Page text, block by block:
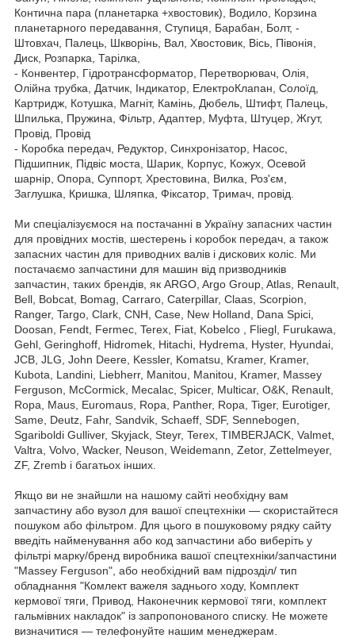
Контична пара (планетарка +хвостовик), Водило, Корзина
планетарного передавання, Ступиця, Барабан, Болт, -
Штовхач, Палець, Шкворінь, Вал, Хвостовик, Вісь, Півонія,
Диск, Розпарка, Тарілка,
- Конвентер, Гідротрансформатор, Перетворювач, Олія,
Олійна трубка, Датчик, Індикатор, ЕлектроКлапан, Солоїд,
Картридж, Котушка, Магніт, Камінь, Дюбель, Штифт, Палець,
Шпилька, Пружина, Фільтр, Адаптер, Муфта, Штуцер, Жгут,
Провід, Провід
- Коробка передач, Редуктор, Синхронізатор, Насос,
Підшипник, Підвіс моста, Шарик, Корпус, Кожух, Осевой
шарнір, Опора, Суппорт, Хрестовина, Вилка, Роз'єм,
Заглушка, Кришка, Шляпка, Фіксатор, Тримач, провід.
Ми спеціалізуємося на постачанні в Україну запасних частин
для провідних мостів, шестерень і коробок передач, а також
запасних частин для приводних валів і дискових коліс. Ми
постачаємо запчастини для машин від призводників
запчастин, таких брендів, як ARGO, Argo Group, Atlas, Renault,
Bell, Bobcat, Bomag, Carraro, Caterpillar, Claas, Scorpion,
Ranger, Targo, Clark, CNH, Case, New Holland, Dana Spici,
Doosan, Fendt, Fermec, Terex, Fiat, Kobelco , Fliegl, Furukawa,
Gehl, Geringhoff, Hidromek, Hitachi, Hydrema, Hyster, Hyundai,
JCB, JLG, John Deere, Kessler, Komatsu, Kramer, Kramer,
Kubota, Landini, Liebherr, Manitou, Manitou, Kramer, Massey
Ferguson, McCormick, Mecalac, Spicer, Multicar, O&K, Renault,
Ropa, Maus, Euromaus, Ropa, Panther, Ropa, Tiger, Eurotiger,
Same, Deutz, Fahr, Sandvik, Schaeff, SDF, Sennebogen,
Sgariboldi Gulliver, Skyjack, Steyr, Terex, TIMBERJACK, Valmet,
Valtra, Volvo, Wacker, Neuson, Weidemann, Zetor, Zettelmeyer,
ZF, Zremb і багатьох інших.
Якщо ви не знайшли на нашому сайті необхідну вам
запчастину або вузол для вашої спецтехніки — скористайтеся
пошуком або фільтром. Для цього в пошуковому рядку сайту
введіть найменування або код запчастини або виберіть у
фільтрі марку/бренд виробника вашої спецтехніки/запчастини
"Massey Ferguson", або необхідний вам підрозділ/ тип
обладнання "Комлект важеля заднього ходу, Комплект
кермової тяги, Привод, Наконечник кермової тяги, комплект
гальмівних накладок" із запропонованого списку. Не можете
визначитися — телефонуйте нашим менеджерам.